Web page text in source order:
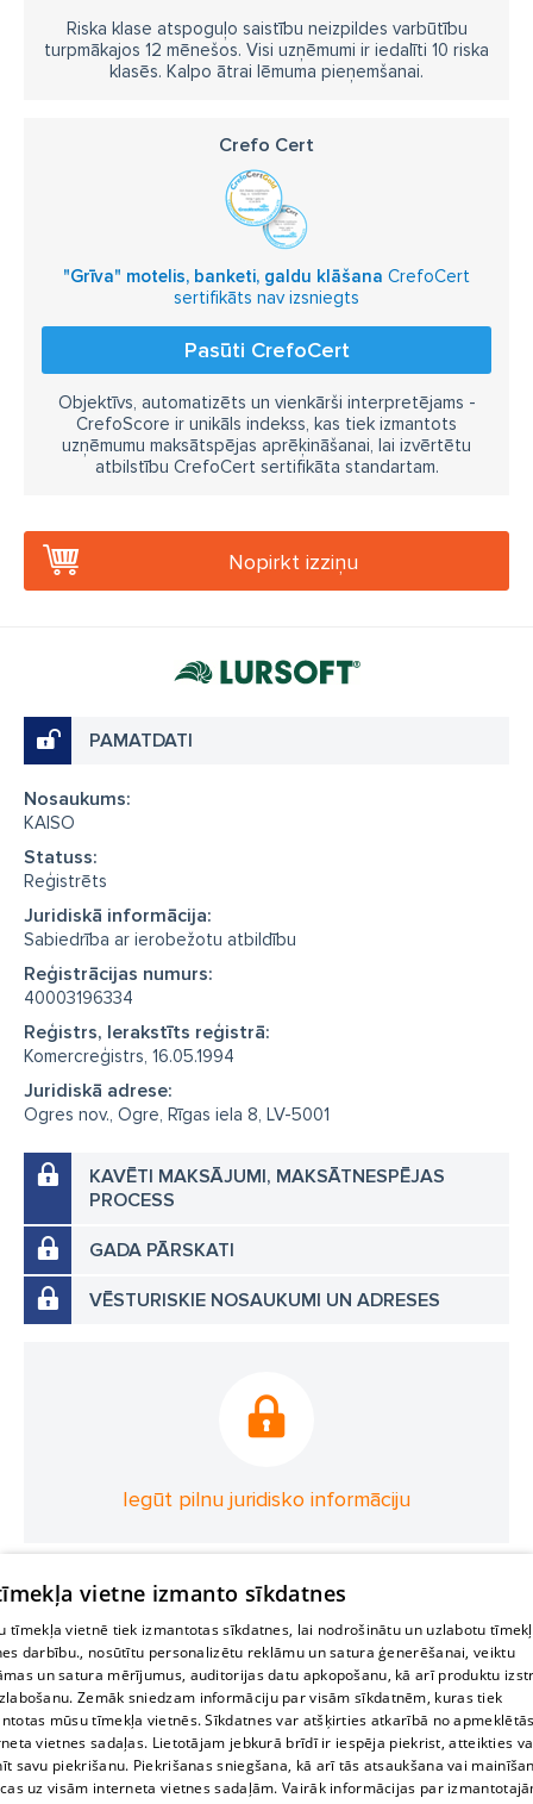
Riska klase atspoguļo saistību neizpildes varbūtību
turpmākajos 12 mēnešos. Visi uzņēmumi ir iedalīti 10 riska
klasēs. Kalpo ātrai lēmuma pieņemšanai.
Crefo Cert
"Grīva" motelis, banketi, galdu klāšana CrefoCert
sertifikāts nav izsniegts
Pasūti CrefoCert
Objektīvs, automatizēts un vienkārši interpretējams -
CrefoScore ir unikāls indekss, kas tiek izmantots
uzņēmumu maksātspējas aprēķināšanai, lai izvērtētu
atbilstību CrefoCert sertifikāta standartam.
Nopirkt izziņu
PAMATDATI
Nosaukums:
KAISO
Statuss:
Reģistrēts
Juridiskā informācija:
Sabiedrība ar ierobežotu atbildību
Reģistrācijas numurs:
40003196334
Reģistrs, Ierakstīts reģistrā:
Komercreģistrs, 16.05.1994
Juridiskā adrese:
Ogres nov., Ogre, Rīgas iela 8, LV-5001
KAVĒTI MAKSĀJUMI, MAKSĀTNESPĒJAS
PROCESS
GADA PĀRSKATI
VĒSTURISKIE NOSAUKUMI UN ADRESES
Iegūt pilnu juridisko informāciju
vietne izmanto sīkdatnes
tīmekļa vietnē tiek izmantotas sīkdatnes, lai nodrošinātu un uzlabotu
darbību., nosūtītu personalizētu reklāmu un satura ģenerēšanai, veiktu
un satura mērījumus, auditorijas datu apkopošanu, kā arī produktu
Zemāk sniedzam informāciju par visām sīkdatnēm, kuras tiek
mūsu tīmekļa vietnēs. Sīkdatnes var atšķirties atkarībā no
vietnes sadaļas. Lietotājam jebkurā brīdī ir iespēja piekrist, atteikties
savu piekrišanu. Piekrišanas sniegšana, kā arī tās atsaukšana vai
uz visām interneta vietnes sadaļām. Vairāk informācijas par